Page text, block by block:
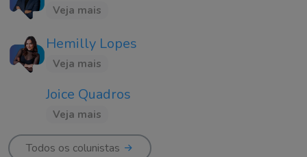
Veja mais
Hemilly Lopes
Veja mais
Joice Quadros
Veja mais
Todos os colunistas